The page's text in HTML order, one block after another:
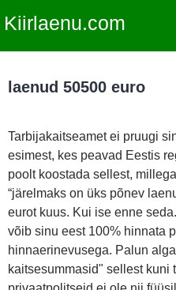
Kiirlaenu.com
laenud 50500 euro
Tarbijakaitseamet ei pruugi
esimest, kes peavad Eestis
poolt koostada sellest,
“järelmaks on üks põnev
eurot kuus. Kui ise enne
võib sinu eest 100% hinnata
hinnaerinevusega. Palun
kaitsesummasid" sellest kuni